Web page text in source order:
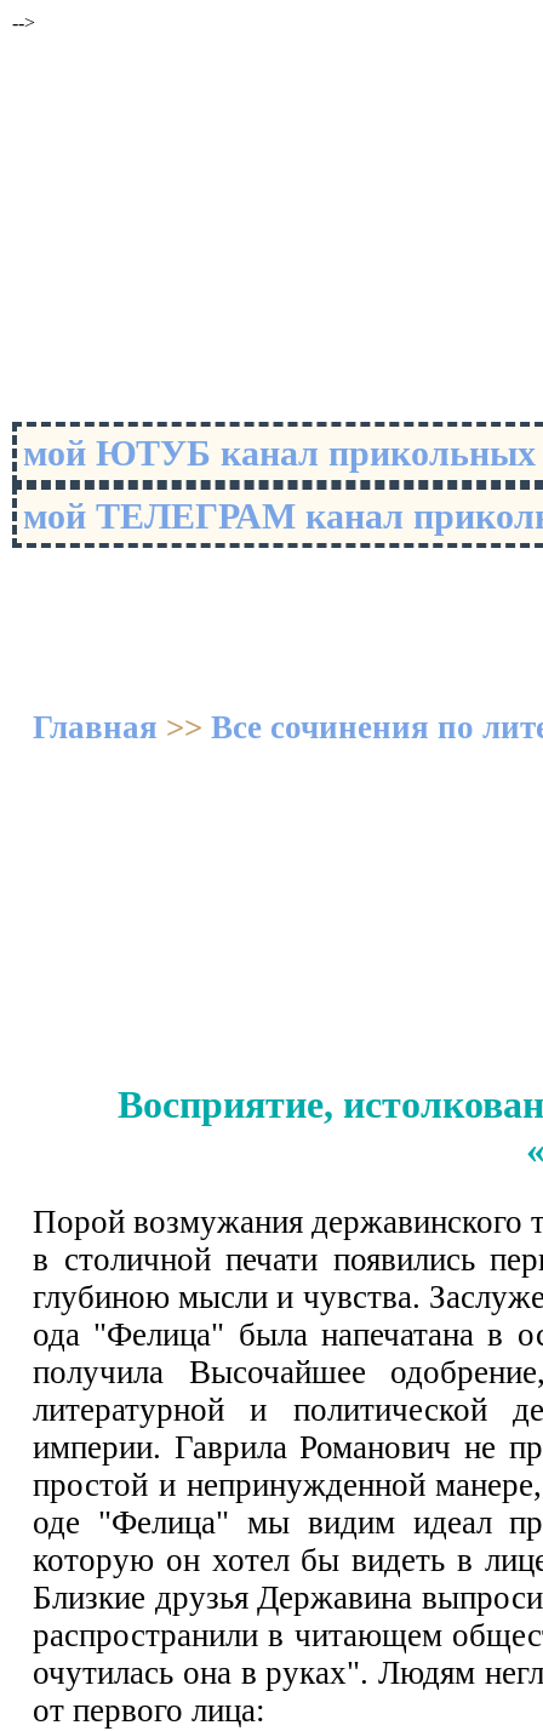
-->
мой ЮТУБ канал
мой ТЕЛЕГРАМ канал
Главная >> Все сочинения по
Восприятие,
Порой возмужания державинского
в столичной печати появились
глубиною мысли и чувства.
ода "Фелица" была напечатана в
получила Высочайшее
литературной и политической
империи. Гаврила Романович не
простой и непринужденной
оде "Фелица" мы видим идеал
которую он хотел бы видеть в
Близкие друзья Державина
распространили в читающем
очутилась она в руках". Людям
от первого лица: